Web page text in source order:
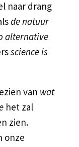
naar drang
de natuur
alternative
science is
van wat
het zal
zien.
onze